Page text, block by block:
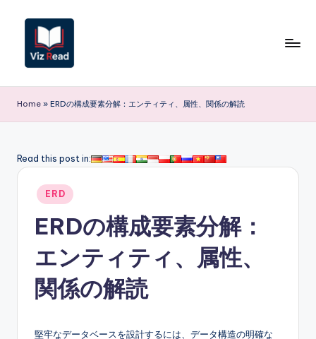
content
iz
R
a
Home » ERDの構成要素分解：エンティティ、属性、関係の解読
Read this post in:
Posted
in
ERD
ERDの構成要素分解：
エンティティ、属性、
関係の解読
堅牢なデータベースを設計するには、データ構造の明確な